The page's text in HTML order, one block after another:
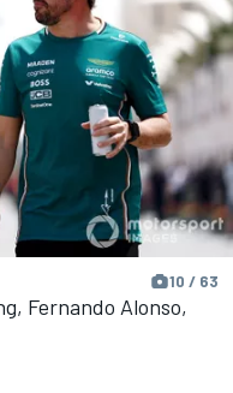
10 / 63
Fernando Alonso,